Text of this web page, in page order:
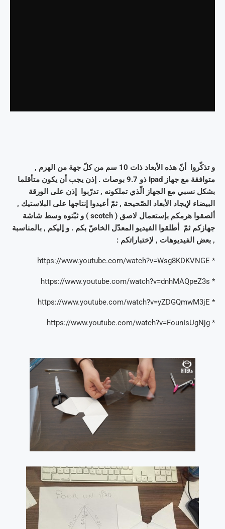
و تذكّروا أنّ هذه الأبعاد ذات 10 سم من كلّ جهة من الهرم ,
متوافقة مع جهاز Ipad ذو 9.7 بوصات . إذن يجب أن يكون متأقلما
بشكل نسبي مع الجهاز الّذي تملكونه , تدرّبوا إذن على الورقة
البيضاء لإيجاد الأبعاد الصّحيحة , ثمّ أعيدوا إنتاجها على البلاستيك ,
ألصقوا هرمكم بإستعمال لاصق ( scotch ) و ثبّتوه وسط شاشة
جهازكم ثمّ أطلقوا الفيديو المعدّل الخاصّ بكم . و إليكم , بالمناسبة
, بعض الفيديوهات , لإختباراتكم :
* https://www.youtube.com/watch?v=Wsg8KDKVNGE
* https://www.youtube.com/watch?v=dnhMAQpeZ3s
* https://www.youtube.com/watch?v=yZDGQmwM3jE
* https://www.youtube.com/watch?v=FounIsUgNjg